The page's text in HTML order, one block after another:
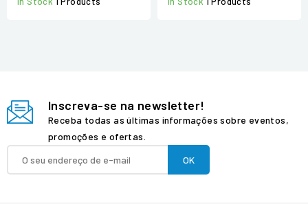
Inscreva-se na newsletter!
Receba todas as últimas informações sobre eventos,
promoções e ofertas.